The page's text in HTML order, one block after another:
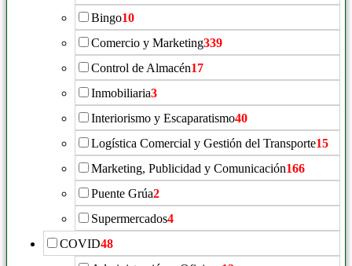
Bingo10
Comercio y Marketing339
Control de Almacén17
Inmobiliaria3
Interiorismo y Escaparatismo40
Logística Comercial y Gestión del Transporte15
Marketing, Publicidad y Comunicación166
Puente Grúa2
Supermercados4
COVID48